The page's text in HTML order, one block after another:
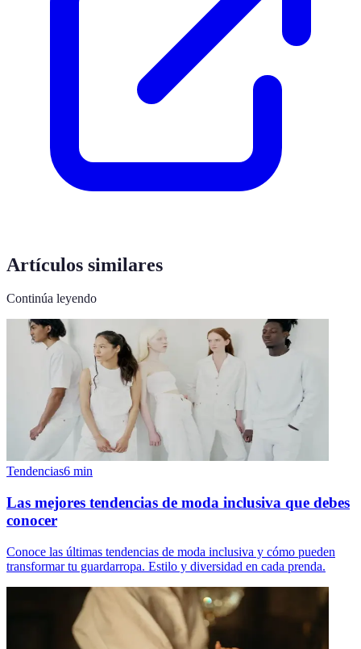
Artículos similares
Continúa leyendo
Tendencias6 min
Las mejores tendencias de moda inclusiva que debes
conocer
Conoce las últimas tendencias de moda inclusiva y cómo pueden
transformar tu guardarropa. Estilo y diversidad en cada prenda.